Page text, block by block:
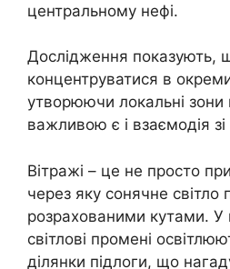
центральному нефі.
Дослідження показують,
концентруватися в
утворюючи локальні
важливою є і взаємодія зі
Вітражі – це не просто
через яку сонячне світло
розрахованими кутами. У
світлові промені
ділянки підлоги, що